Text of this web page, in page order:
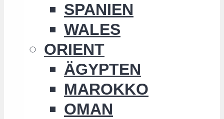
SPANIEN
WALES
ORIENT
ÄGYPTEN
MAROKKO
OMAN